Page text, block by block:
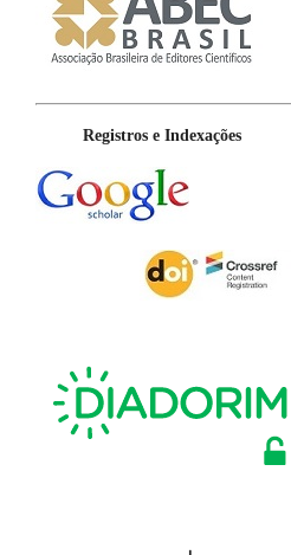
Registros e Indexações